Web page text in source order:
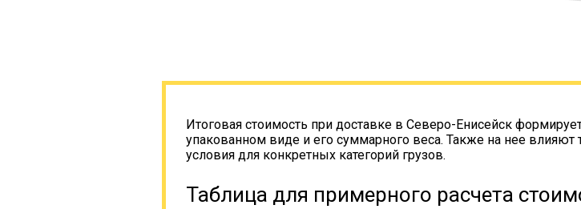
Итоговая стоимость при доставке в Северо-Енисейск
упакованном виде и его суммарного веса. Также на нее влияют
условия для конкретных категорий грузов.
Таблица для примерного расчета